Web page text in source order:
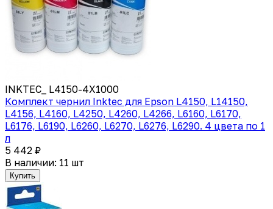
INKTEC_ L4150-4X1000
Комплект чернил Inktec для Epson L4150, L14150,
L4156, L4160, L4250, L4260, L4266, L6160, L6170,
L6176, L6190, L6260, L6270, L6276, L6290. 4 цвета по 1
л
5 442 ₽
В наличии: 11 шт
Купить